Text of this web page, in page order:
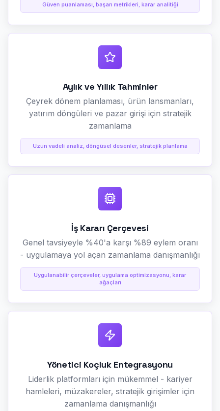
Güven puanlaması, başarı metrikleri, karar analitiği
Aylık ve Yıllık Tahminler
Çeyrek dönem planlaması, ürün lansmanları,
yatırım döngüleri ve pazar girişi için stratejik
zamanlama
Uzun vadeli analiz, döngüsel desenler, stratejik planlama
İş Kararı Çerçevesi
Genel tavsiyeyle %40'a karşı %89 eylem oranı
- uygulamaya yol açan zamanlama danışmanlığı
Uygulanabilir çerçeveler, uygulama optimizasyonu, karar
ağaçları
Yönetici Koçluk Entegrasyonu
Liderlik platformları için mükemmel - kariyer
hamleleri, müzakereler, stratejik girişimler için
zamanlama danışmanlığı